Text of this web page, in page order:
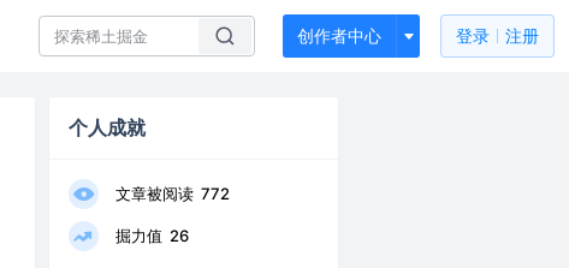
创作者中心 登录 注册
个人成就
文章被阅读 772
掘力值 26